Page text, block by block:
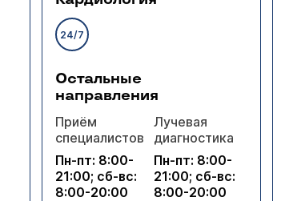
24/7
Остальные
направления
Приём
специалистов
Пн-пт: 8:00-
21:00; сб-вс:
8:00-20:00
Лучевая
диагностика
Пн-пт: 8:00-
21:00; сб-вс:
8:00-20:00